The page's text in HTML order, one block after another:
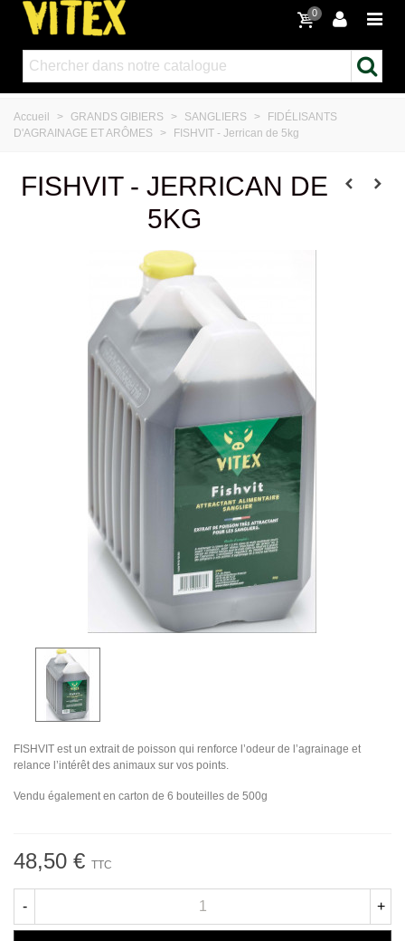
0
Accueil > GRANDS GIBIERS > SANGLIERS >
FIDÉLISANTS
D'AGRAINAGE ET ARÔMES
> FISHVIT - Jerrican de 5kg
FISHVIT - JERRICAN DE
5KG
FISHVIT est un extrait de poisson qui renforce l’odeur de l’agrainage et
relance l’intérêt des animaux sur vos points.
Vendu également en carton de 6 bouteilles de 500g
48,50 € TTC
- +